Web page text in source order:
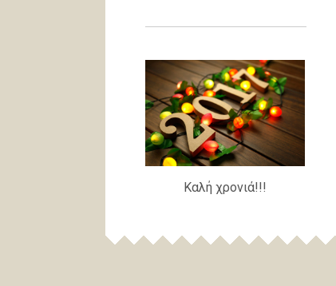
Καλή χρονιά!!!